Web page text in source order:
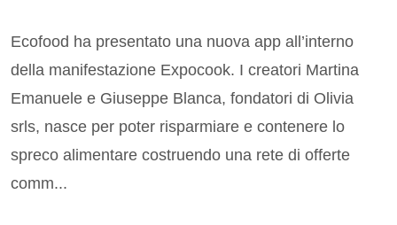
Ecofood ha presentato una nuova app all’interno
della manifestazione Expocook. I creatori Martina
Emanuele e Giuseppe Blanca, fondatori di Olivia
srls, nasce per poter risparmiare e contenere lo
spreco alimentare costruendo una rete di offerte
comm...